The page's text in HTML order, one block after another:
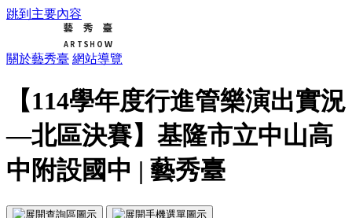
跳到主要內容
關於藝秀臺 網站導覽
【114學年度行進管樂演出實況
—北區決賽】基隆市立中山高
中附設國中 | 藝秀臺